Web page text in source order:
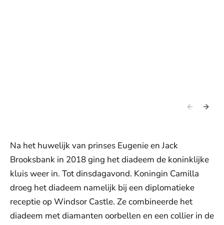
Na het huwelijk van prinses Eugenie en Jack
Brooksbank in 2018 ging het diadeem de koninklijke
kluis weer in. Tot dinsdagavond. Koningin Camilla
droeg het diadeem namelijk bij een diplomatieke
receptie op Windsor Castle. Ze combineerde het
diadeem met diamanten oorbellen en een collier in de